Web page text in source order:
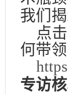
我们
点
何带
专访